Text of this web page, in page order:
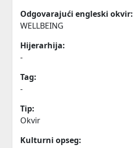
Odgovarajući engleski okvir:
WELLBEING
Hijerarhija:
-
Tag:
-
Tip:
Okvir
Kulturni opseg: